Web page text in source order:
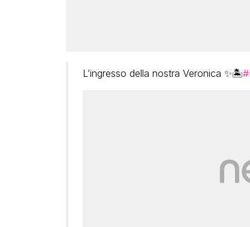
L’ingresso della nostra Veronica ✨🏝️